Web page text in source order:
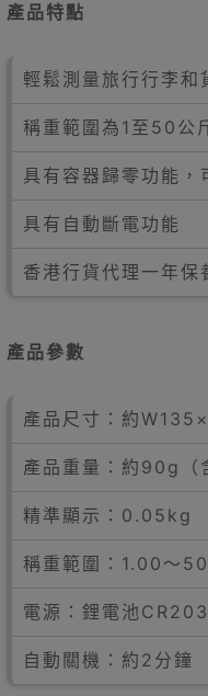
產品特點
輕鬆測量旅行行李和
稱重範圍為1至50公
具有容器歸零功能，
具有自動斷電功能
香港行貨代理一年保
產品參數
產品尺寸：約
產品重量：約90g（
精準顯示：0.05kg
稱重範圍：1.00～
電源：鋰電池
自動關機：約2分鐘